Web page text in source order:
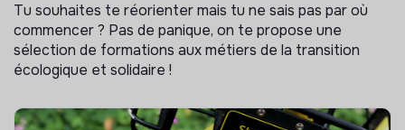
Tu souhaites te réorienter mais tu ne sais pas par où
commencer ? Pas de panique, on te propose une
sélection de formations aux métiers de la transition
écologique et solidaire !